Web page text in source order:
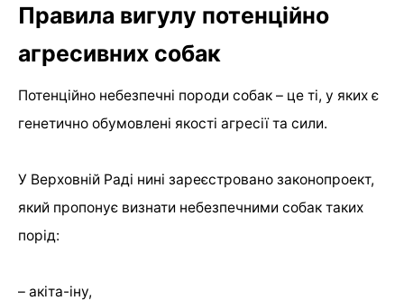
Правила вигулу потенційно
агресивних собак
Потенційно небезпечні породи собак – це ті, у яких є
генетично обумовлені якості агресії та сили.
У Верховній Раді нині зареєстровано законопроект,
який пропонує визнати небезпечними собак таких
порід:
– акіта-іну,